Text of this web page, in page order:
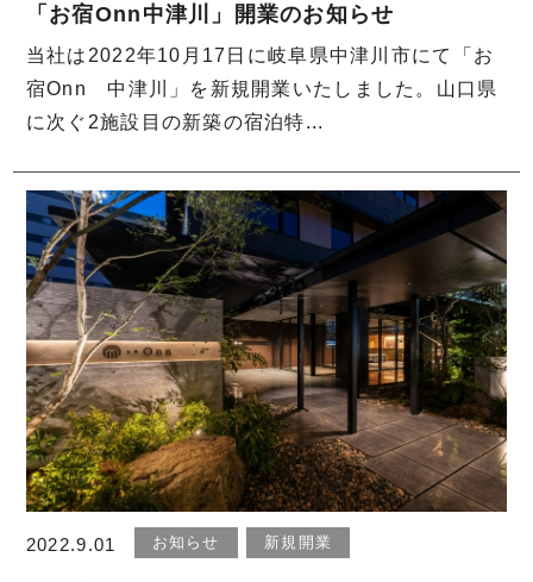
「お宿Onn中津川」開業のお知らせ
当社は2022年10月17日に岐阜県中津川市にて「お
宿Onn 中津川」を新規開業いたしました。山口県
に次ぐ2施設目の新築の宿泊特...
2022.9.01 お知らせ 新規開業